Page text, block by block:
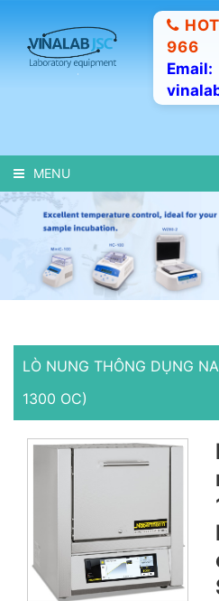
966
Email:
MENU
LÒ NUNG THÔNG DỤNG
1300 OC)